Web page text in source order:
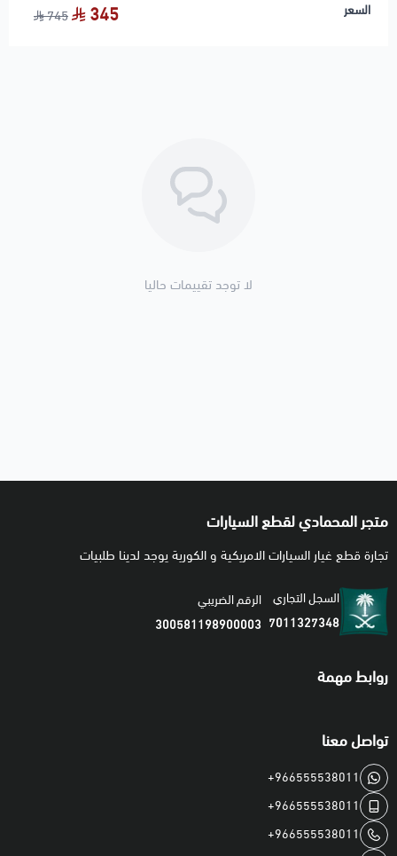
السعر 345
745
لا توجد تقييمات حاليا
متجر المحمادي لقطع السيارات
تجارة قطع غيار السيارات الامريكية و الكورية يوجد لدينا طلبيات
السجل التجاري
7011327348
الرقم الضريبي
300581198900003
روابط مهمة
تواصل معنا
+966555538011
+966555538011
+966555538011